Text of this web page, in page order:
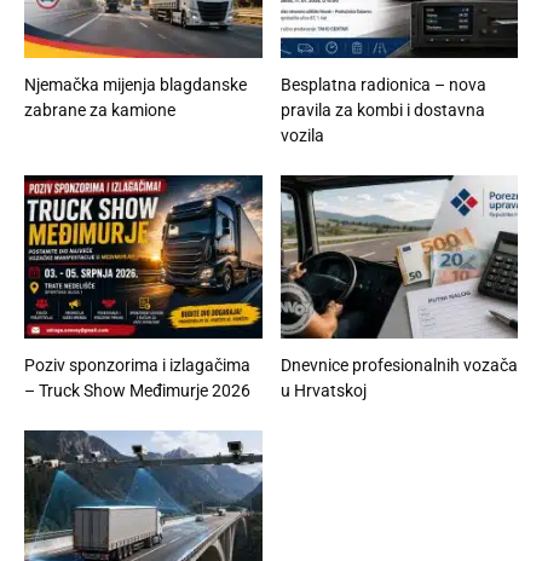
Njemačka mijenja blagdanske
zabrane za kamione
Besplatna radionica – nova
pravila za kombi i dostavna
vozila
Poziv sponzorima i izlagačima
– Truck Show Međimurje 2026
Dnevnice profesionalnih vozača
u Hrvatskoj